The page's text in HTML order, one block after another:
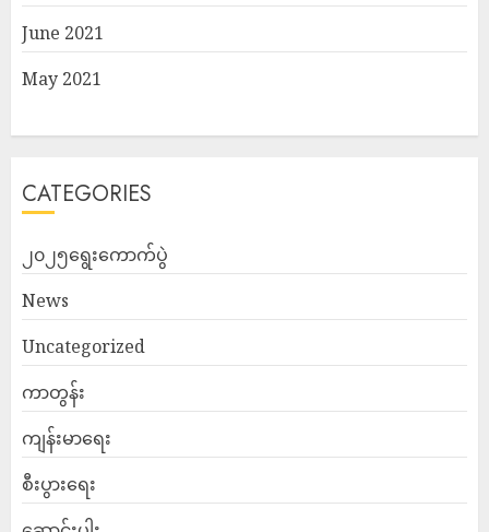
June 2021
May 2021
CATEGORIES
၂၀၂၅ရွေးကောက်ပွဲ
News
Uncategorized
ကာတွန်း
ကျန်းမာရေး
စီးပွားရေး